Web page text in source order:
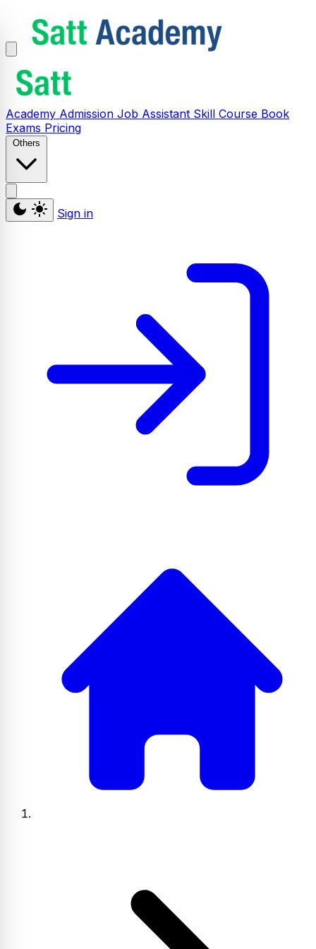
Academy Admission Job Assistant Skill Course Book
Exams Pricing
Others
Sign in